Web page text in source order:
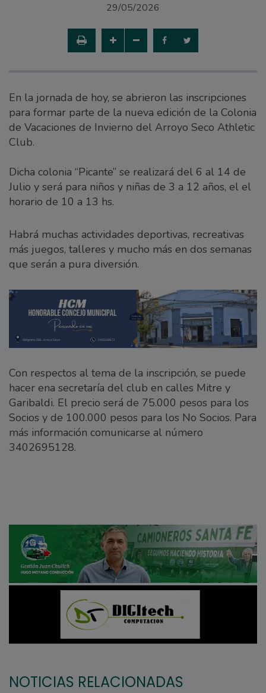
29/05/2026
En la jornada de hoy, se abrieron las inscripciones
para formar parte de la nueva edición de la Colonia
de Vacaciones de Invierno del Arroyo Seco Athletic
Club.
Dicha colonia “Picante” se realizará del 6 al 14 de
Julio y será para niños y niñas de 3 a 12 años, el el
horario de 10 a 13 hs.
Habrá muchas actividades deportivas, recreativas
más juegos, talleres y mucho más en dos semanas
que serán a pura diversión.
Con respectos al tema de la inscripción, se puede
hacer ena secretaría del club en calles Mitre y
Garibaldi. El precio será de 75.000 pesos para los
Socios y de 100.000 pesos para los No Socios. Para
más información comunicarse al número
3402695128.
NOTICIAS RELACIONADAS